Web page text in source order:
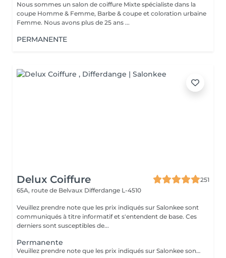
Nous sommes un salon de coiffure Mixte spécialiste dans la
coupe Homme & Femme, Barbe & coupe et coloration urbaine
Femme. Nous avons plus de 25 ans ...
PERMANENTE
Delux Coiffure
251
65A, route de Belvaux Differdange L-4510
Veuillez prendre note que les prix indiqués sur Salonkee sont
communiqués à titre informatif et s'entendent de base. Ces
derniers sont susceptibles de...
Permanente
Veuillez prendre note que les prix indiqués sur Salonkee sont communiqués à titre informatif et s'entendent de base. Ces derniers sont susceptibles de varier selon le diagnostic réalisé à votre arrivée au salon et l'expertise du professionnel à qui vous confiez votre beauté. Dans tous les cas, un devis précis vous sera proposé et toutes réalisations de prestations seront effectuées avec votre accord. Un grand merci d'avance pour votre compréhension. Au plaisir de vous revoir très vite.